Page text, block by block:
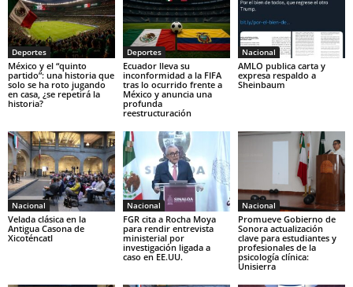
Deportes
México y el “quinto
partido”: una historia que
solo se ha roto jugando
en casa, ¿se repetirá la
historia?
Deportes
Ecuador lleva su
inconformidad a la FIFA
tras lo ocurrido frente a
México y anuncia una
profunda
reestructuración
Nacional
AMLO publica carta y
expresa respaldo a
Sheinbaum
Nacional
Velada clásica en la
Antigua Casona de
Xicoténcatl
Nacional
FGR cita a Rocha Moya
para rendir entrevista
ministerial por
investigación ligada a
caso en EE.UU.
Nacional
Promueve Gobierno de
Sonora actualización
clave para estudiantes y
profesionales de la
psicología clínica:
Unisierra